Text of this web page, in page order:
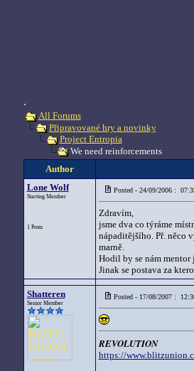
.
All Forums
Připravované hry a novinky
Project Entropia
We need reinforcements
Author
Lone Wolf
Starting Member
1 Posts
Posted - 24/09/2006 :
Zdravím,
jsme dva co týráme
nápaditějšího. Př. něco
marně.
Hodil by se nám
Jinak se postava za
Shatteren
Senior Member
Posted - 17/08/2007 :
REVOLUTION
https://